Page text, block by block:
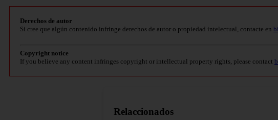
Derechos de autor
Si cree que algún contenido infringe derechos de autor o propiedad intelectual, contacte en
Copyright notice
If you believe any content infringes copyright or intellectual property rights, please contact
Relaccionados